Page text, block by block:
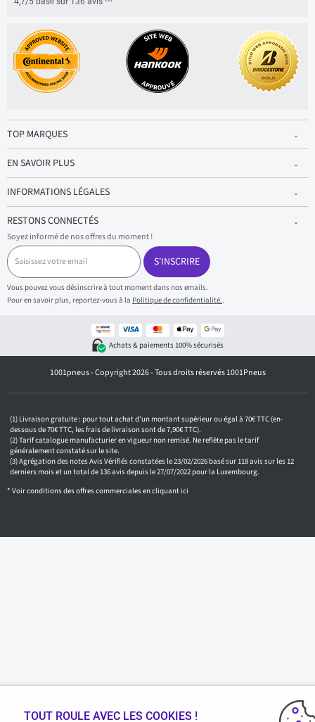
TOP MARQUES
EN SAVOIR PLUS
INFORMATIONS LÉGALES
RESTONS CONNECTÉS
Soyez informé de nos offres du moment !
S
a
i
s
i
s
e
m
a
S'INSCRIRE
Vous pouvez vous désinscrire à tout moment dans nos emails.
Pour en savoir plus, reportez-vous à la Politique de confidentialité..
Achats & paiements 100% sécurisés
1001pneus - Copyright 2026 - Tous droits réservés 1001Pneus
Livraison gratuite : pour tout achat d'un montant supérieur ou égal à 70€ TTC (en-
dessous de 70€ TTC, les frais de livraison sont de 7,90€ TTC).
Tarif catalogue manufacturier en vigueur non remisé. Ne reflète pas le tarif
généralement constaté sur le site.
Agrégation des notes Avis Vérifiés constatées le 23/02/2026 basé sur 118 avis sur les 12
derniers mois et un total de 136 avis depuis le 27/07/2022 pour la Luxembourg.
* Voir conditions des offres commerciales encliquant ici
TOUT ROULE AVEC LES COOKIES !